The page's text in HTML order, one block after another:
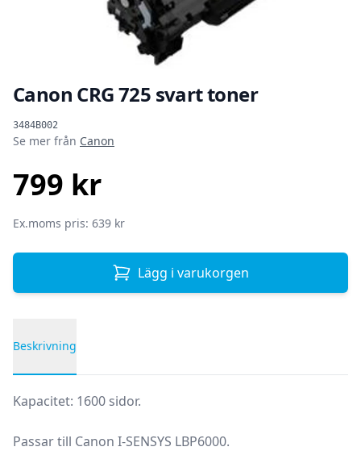
Canon CRG 725 svart toner
3484B002
Produktinformation
Se mer från Canon
799 kr
Ex.moms pris: 639 kr
Lägg i varukorgen
Beskrivning
Kapacitet: 1600 sidor.
Passar till Canon I-SENSYS LBP6000.